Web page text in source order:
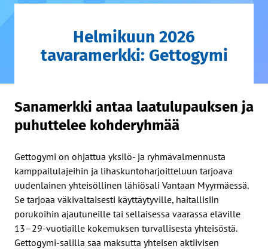
Helmikuun 2026
tavaramerkki: Gettogymi
Sanamerkki antaa laatulupauksen ja
puhuttelee kohderyhmää
Gettogymi on ohjattua yksilö- ja ryhmävalmennusta
kamppailulajeihin ja lihaskuntoharjoitteluun tarjoava
uudenlainen yhteisöllinen lähiösali Vantaan Myyrmäessä.
Se tarjoaa väkivaltaisesti käyttäytyville, haitallisiin
porukoihin ajautuneille tai sellaisessa vaarassa eläville
13–29-vuotiaille kokemuksen turvallisesta yhteisöstä.
Gettogymi-salilla saa maksutta yhteisen aktiivisen